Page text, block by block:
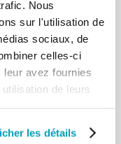
Nous
sur l'utilisation de
sociaux, de
celles-ci
avez fournies
de leurs
les détails
la
», toujours
inclure tous les
entre «
puissent se